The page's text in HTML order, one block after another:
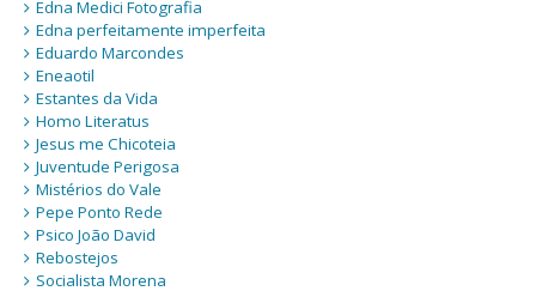
Edna Medici Fotografia
Edna perfeitamente imperfeita
Eduardo Marcondes
Eneaotil
Estantes da Vida
Homo Literatus
Jesus me Chicoteia
Juventude Perigosa
Mistérios do Vale
Pepe Ponto Rede
Psico João David
Rebostejos
Socialista Morena